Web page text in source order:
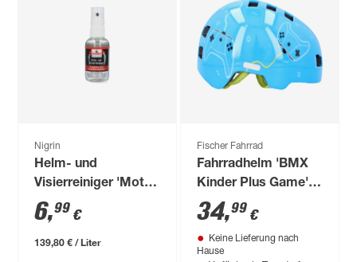
Nigrin
Helm- und
Visierreiniger 'Moto-
Bike' 50 ml
6,99 €
139,80 € / Liter
Fischer Fahrrad
Fahrradhelm 'BMX
Kinder Plus Game'
blau XS/S
34,99 €
Keine Lieferung nach
Hause